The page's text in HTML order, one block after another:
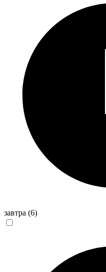
завтра (6)